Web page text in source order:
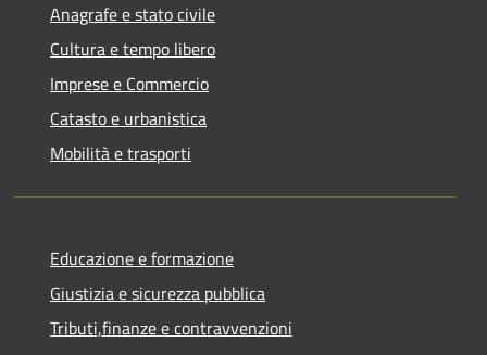
Anagrafe e stato civile
Cultura e tempo libero
Imprese e Commercio
Catasto e urbanistica
Mobilità e trasporti
Educazione e formazione
Giustizia e sicurezza pubblica
Tributi,finanze e contravvenzioni